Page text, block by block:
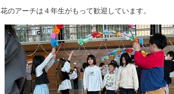
花のアーチは４年生がもって歓迎しています。